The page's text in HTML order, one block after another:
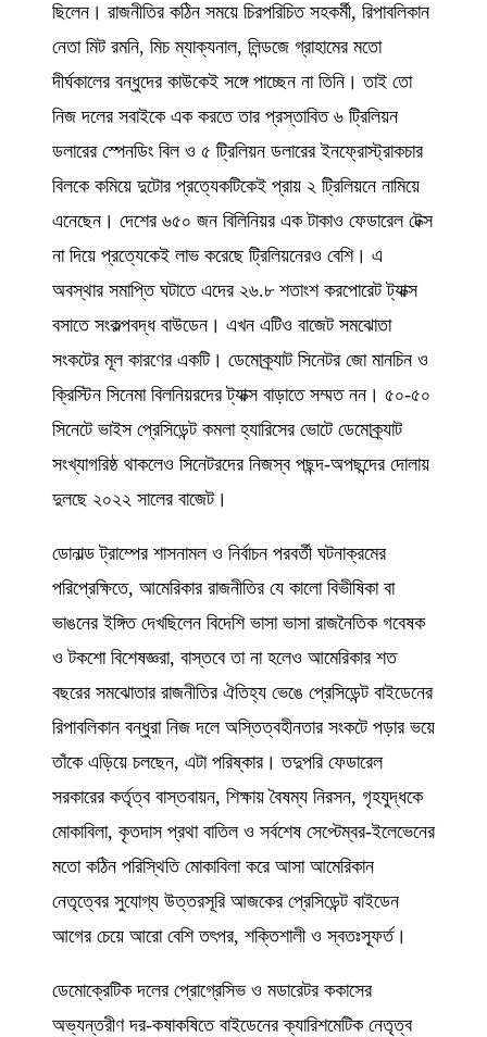
ছিলেন। রাজনীতির কঠিন সময়ে চিরপরিচিত সহকর্মী, রিপাবলিকান
নেতা মিট রমনি, মিচ ম্যাক্যনাল, লিন্ডজে গ্রাহামের মতো
দীর্ঘকালের বন্ধুদের কাউকেই সঙ্গে পাচ্ছেন না তিনি। তাই তো
নিজ দলের সবাইকে এক করতে তার প্রস্তাবিত ৬ ট্রিলিয়ন
ডলারের স্পেনডিং বিল ও ৫ ট্রিলিয়ন ডলারের ইনফ্রোস্ট্রাকচার
বিলকে কমিয়ে দুটোর প্রত্যেকটিকেই প্রায় ২ ট্রিলিয়নে নামিয়ে
এনেছেন। দেশের ৬৫০ জন বিলিনিয়র এক টাকাও ফেডারেল টেক্স
না দিয়ে প্রত্যেকেই লাভ করেছে ট্রিলিয়নেরও বেশি। এ
অবস্থার সমাপ্তি ঘটাতে এদের ২৬.৮ শতাংশ করপোরেট ট্যাক্স
বসাতে সংকল্পবদ্ধ বাউডেন। এখন এটিও বাজেট সমঝোতা
সংকটের মূল কারণের একটি। ডেমোক্র্যাট সিনেটর জো মানচিন ও
ক্রিস্টিন সিনেমা বিলনিয়রদের ট্যাক্স বাড়াতে সম্মত নন। ৫০-৫০
সিনেটে ভাইস প্রেসিডেন্ট কমলা হ্যারিসের ভোটে ডেমোক্র্যাট
সংখ্যাগরিষ্ঠ থাকলেও সিনেটরদের নিজস্ব পছন্দ-অপছন্দের দোলায়
দুলছে ২০২২ সালের বাজেট।
ডোনাল্ড ট্রাম্পের শাসনামল ও নির্বাচন পরবর্তী ঘটনাক্রমের
পরিপ্রেক্ষিতে, আমেরিকার রাজনীতির যে কালো বিভীষিকা বা
ভাঙনের ইঙ্গিত দেখছিলেন বিদেশি ভাসা ভাসা রাজনৈতিক গবেষক
ও টকশো বিশেষজ্ঞরা, বাস্তবে তা না হলেও আমেরিকার শত
বছরের সমঝোতার রাজনীতির ঐতিহ্য ভেঙে প্রেসিডেন্ট বাইডেনের
রিপাবলিকান বন্ধুরা নিজ দলে অস্তিত্বহীনতার সংকটে পড়ার ভয়ে
তাঁকে এড়িয়ে চলছেন, এটা পরিষ্কার। তদুপরি ফেডারেল
সরকারের কর্তৃত্ব বাস্তবায়ন, শিক্ষায় বৈষম্য নিরসন, গৃহযুদ্ধকে
মোকাবিলা, কৃতদাস প্রথা বাতিল ও সর্বশেষ সেপ্টেম্বর-ইলেভেনের
মতো কঠিন পরিস্থিতি মোকাবিলা করে আসা আমেরিকান
নেতৃত্বের সুযোগ্য উত্তরসূরি আজকের প্রেসিডেন্ট বাইডেন
আগের চেয়ে আরো বেশি তৎপর, শক্তিশালী ও স্বতঃস্ফূর্ত।
ডেমোক্রেটিক দলের প্রোগ্রেসিভ ও মডারেটর ককাসের
অভ্যন্তরীণ দর-কষাকষিতে বাইডেনের ক্যারিশমেটিক নেতৃত্ব